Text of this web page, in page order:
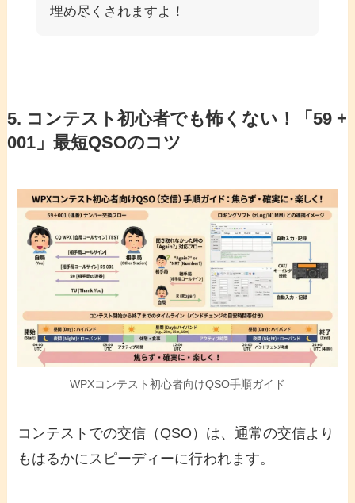
埋め尽くされますよ！
5. コンテスト初心者でも怖くない！「59 +
001」最短QSOのコツ
WPXコンテスト初心者向けQSO手順ガイド
コンテストでの交信（QSO）は、通常の交信より
もはるかにスピーディーに行われます。